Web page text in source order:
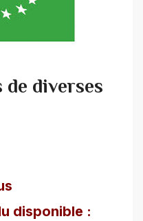
de diverses
disponible :